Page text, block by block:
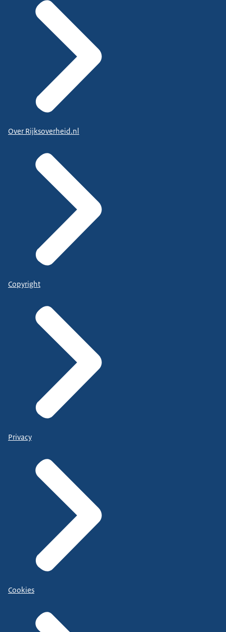
Over Rijksoverheid.nl
Copyright
Privacy
Cookies